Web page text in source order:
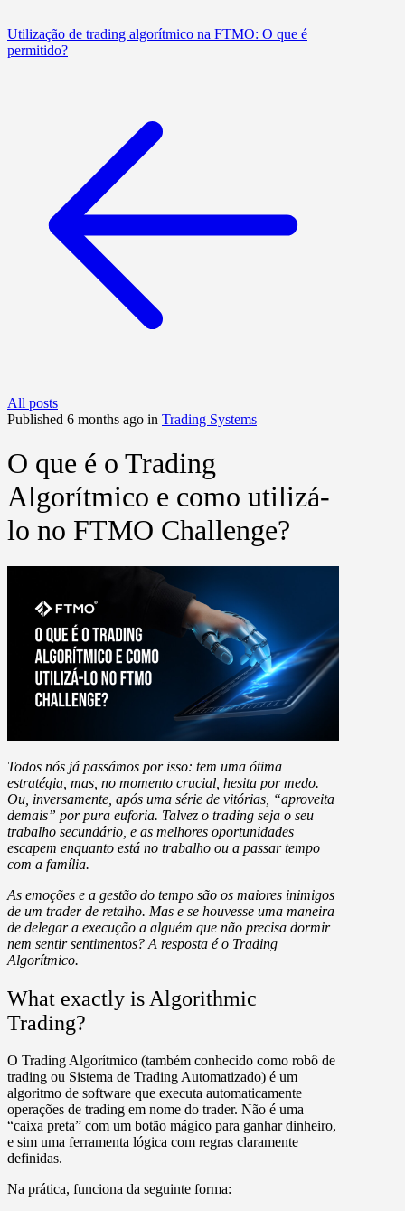
Utilização de trading algorítmico na FTMO: O que é
permitido?
All posts
Published 6 months ago in Trading Systems
O que é o Trading
Algorítmico e como utilizá-
lo no FTMO Challenge?
Todos nós já passámos por isso: tem uma ótima
estratégia, mas, no momento crucial, hesita por medo.
Ou, inversamente, após uma série de vitórias, “aproveita
demais” por pura euforia. Talvez o trading seja o seu
trabalho secundário, e as melhores oportunidades
escapem enquanto está no trabalho ou a passar tempo
com a família.
As emoções e a gestão do tempo são os maiores inimigos
de um trader de retalho. Mas e se houvesse uma maneira
de delegar a execução a alguém que não precisa dormir
nem sentir sentimentos? A resposta é o Trading
Algorítmico.
What exactly is Algorithmic
Trading?
O Trading Algorítmico (também conhecido como robô de
trading ou Sistema de Trading Automatizado) é um
algoritmo de software que executa automaticamente
operações de trading em nome do trader. Não é uma
“caixa preta” com um botão mágico para ganhar dinheiro,
e sim uma ferramenta lógica com regras claramente
definidas.
Na prática, funciona da seguinte forma: